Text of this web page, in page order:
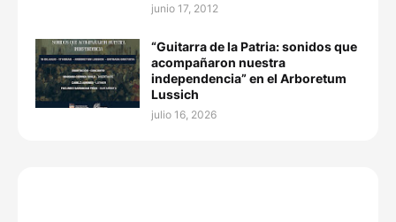
junio 17, 2012
“Guitarra de la Patria: sonidos que
acompañaron nuestra
independencia” en el Arboretum
Lussich
julio 16, 2026